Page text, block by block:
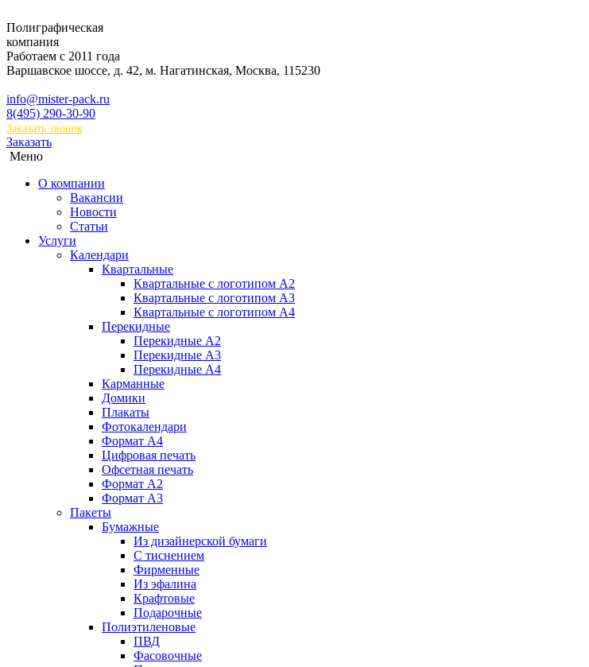
Полиграфическая
компания
Работаем с 2011 года
Варшавское шоссе, д. 42, м. Нагатинская, Москва, 115230
info@mister-pack.ru
8(495) 290-30-90
Заказать звонок
Заказать
Меню
О компании
Вакансии
Новости
Статьи
Услуги
Календари
Квартальные
Квартальные с логотипом А2
Квартальные с логотипом А3
Квартальные с логотипом А4
Перекидные
Перекидные А2
Перекидные А3
Перекидные А4
Карманные
Домики
Плакаты
Фотокалендари
Формат А4
Цифровая печать
Офсетная печать
Формат А2
Формат А3
Пакеты
Бумажные
Из дизайнерской бумаги
C тиснением
Фирменные
Из эфалина
Крафтовые
Подарочные
Полиэтиленовые
ПВД
Фасовочные